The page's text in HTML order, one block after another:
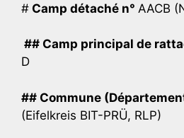
# Camp détaché n° AACB
## Camp principal de
D
## Commune
(Eifelkreis BIT-PRÜ, RLP)